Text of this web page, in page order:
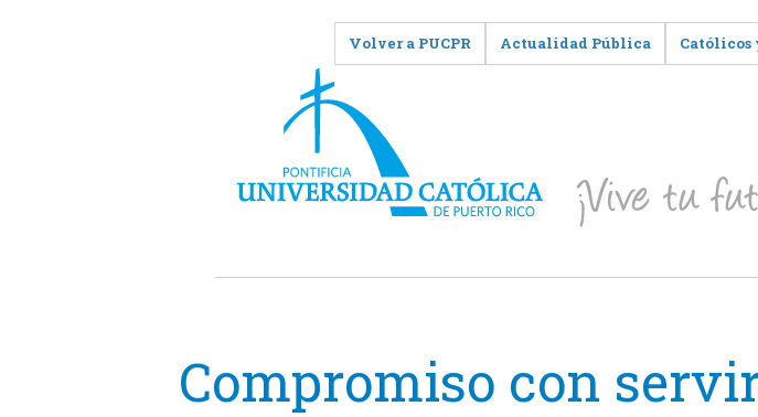
Volver a PUCPR Actualidad Pública
Compromiso con